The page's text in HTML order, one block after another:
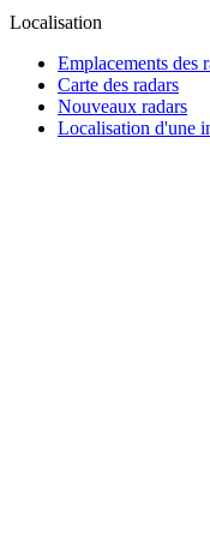
Localisation
Emplacements des
Carte des radars
Nouveaux radars
Localisation d'une